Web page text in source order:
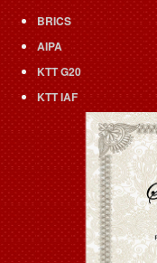
BRICS
AIPA
KTT G20
KTT IAF